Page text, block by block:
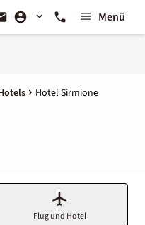
Menü
Hotel Sirmione
Flug und Hotel